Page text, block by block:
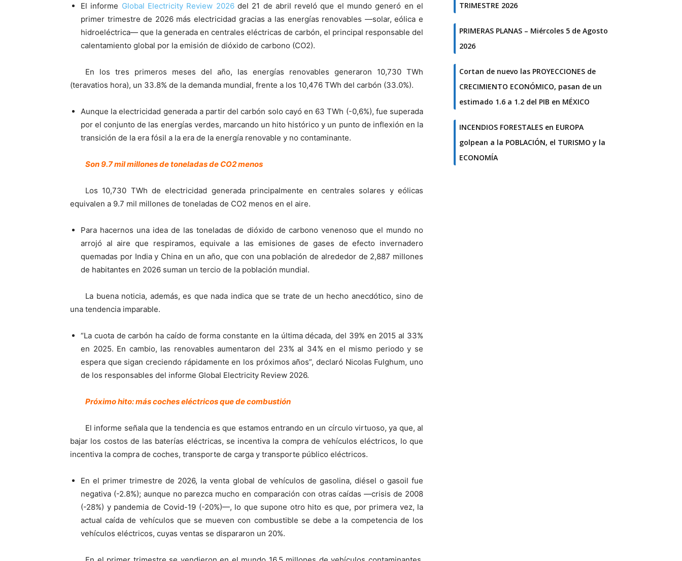
El informe Global Electricity Review 2026del 21 de abril reveló que el mundo generó en el
primer trimestre de 2026 más electricidad gracias a las energías renovables —solar, eólica e
hidroeléctrica— que la generada en centrales eléctricas de carbón, el principal responsable del
calentamiento global por la emisión de dióxido de carbono (CO2).
En los tres primeros meses del año, las energías renovables generaron 10,730 TWh
(teravatios hora), un 33.8% de la demanda mundial, frente a los 10,476 TWh del carbón (33.0%).
Aunque la electricidad generada a partir del carbón solo cayó en 63 TWh (-0,6%), fue superada
por el conjunto de las energías verdes, marcando un hito histórico y un punto de inflexión en la
transición de la era fósil a la era de la energía renovable y no contaminante.
Son 9.7 mil millones de toneladas de CO2 menos
Los 10,730 TWh de electricidad generada principalmente en centrales solares y eólicas
equivalen a 9.7 mil millones de toneladas de CO2 menos en el aire.
Para hacernos una idea de las toneladas de dióxido de carbono venenoso que el mundo no
arrojó al aire que respiramos, equivale a las emisiones de gases de efecto invernadero
quemadas por India y China en un año, que con una población de alrededor de 2,887 millones
de habitantes en 2026 suman un tercio de la población mundial.
La buena noticia, además, es que nada indica que se trate de un hecho anecdótico, sino de
una tendencia imparable.
“La cuota de carbón ha caído de forma constante en la última década, del 39% en 2015 al 33%
en 2025. En cambio, las renovables aumentaron del 23% al 34% en el mismo periodo y se
espera que sigan creciendo rápidamente en los próximos años”, declaró Nicolas Fulghum, uno
de los responsables del informe Global Electricity Review 2026.
Próximo hito: más coches eléctricos que de combustión
El informe señala que la tendencia es que estamos entrando en un círculo virtuoso, ya que, al
bajar los costos de las baterías eléctricas, se incentiva la compra de vehículos eléctricos, lo que
incentiva la compra de coches, transporte de carga y transporte público eléctricos.
En el primer trimestre de 2026, la venta global de vehículos de gasolina, diésel o gasoil fue
negativa (-2.8%); aunque no parezca mucho en comparación con otras caídas —crisis de 2008
(-28%) y pandemia de Covid-19 (-20%)—, lo que supone otro hito es que, por primera vez, la
actual caída de vehículos que se mueven con combustible se debe a la competencia de los
vehículos eléctricos, cuyas ventas se dispararon un 20%.
TRIMESTRE 2026
PRIMERAS PLANAS – Miércoles 5 de Agosto
2026
Cortan de nuevo las PROYECCIONES de
CRECIMIENTO ECONÓMICO, pasan de un
estimado 1.6 a 1.2 del PIB en MÉXICO
INCENDIOS FORESTALES en EUROPA
golpean a la POBLACIÓN, el TURISMO y la
ECONOMÍA